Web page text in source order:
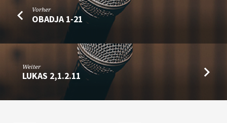
Vorher
OBADJA 1-21
Weiter
LUKAS 2,1.2.11